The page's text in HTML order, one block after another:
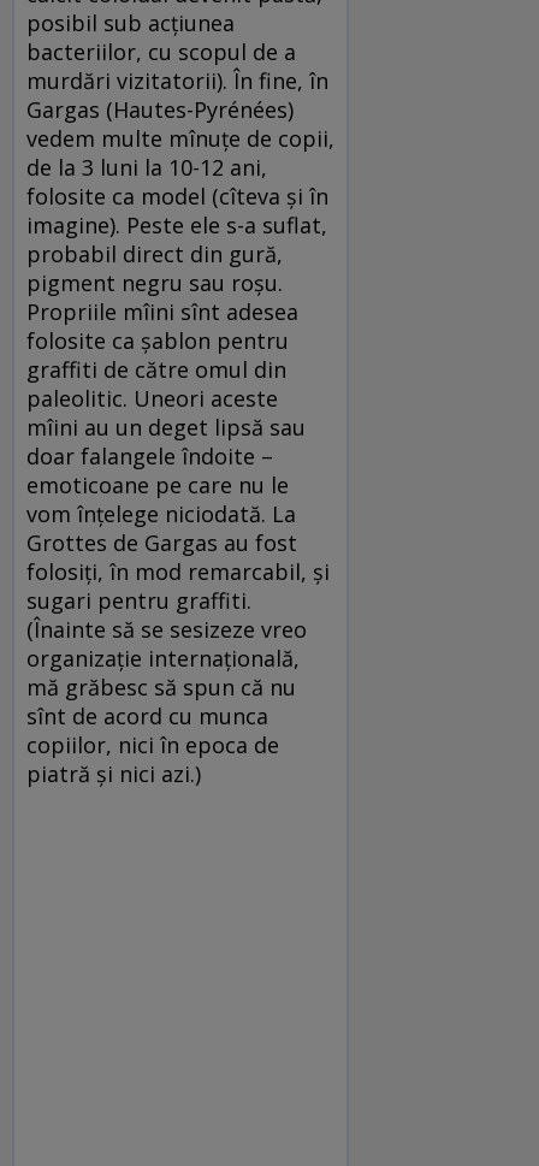
posibil sub acțiunea
bacteriilor, cu scopul de a
murdări vizitatorii). În fine, în
Gargas (Hautes-Pyrénées)
vedem multe mînuțe de copii,
de la 3 luni la 10-12 ani,
folosite ca model (cîteva și în
imagine). Peste ele s-a suflat,
probabil direct din gură,
pigment negru sau roșu.
Propriile mîini sînt adesea
folosite ca șablon pentru
graffiti de către omul din
paleolitic. Uneori aceste
mîini au un deget lipsă sau
doar falangele îndoite –
emoticoane pe care nu le
vom înțelege niciodată. La
Grottes de Gargas au fost
folosiți, în mod remarcabil, și
sugari pentru graffiti.
(Înainte să se sesizeze vreo
organizație internațională,
mă grăbesc să spun că nu
sînt de acord cu munca
copiilor, nici în epoca de
piatră și nici azi.)